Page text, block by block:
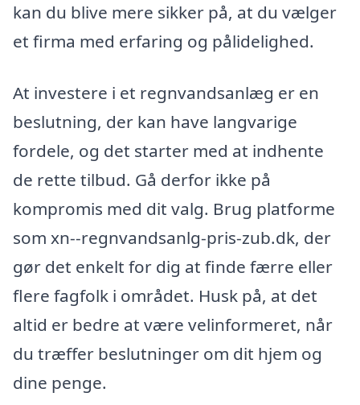
kan du blive mere sikker på, at du vælger
et firma med erfaring og pålidelighed.
At investere i et regnvandsanlæg er en
beslutning, der kan have langvarige
fordele, og det starter med at indhente
de rette tilbud. Gå derfor ikke på
kompromis med dit valg. Brug platforme
som xn--regnvandsanlg-pris-zub.dk, der
gør det enkelt for dig at finde færre eller
flere fagfolk i området. Husk på, at det
altid er bedre at være velinformeret, når
du træffer beslutninger om dit hjem og
dine penge.